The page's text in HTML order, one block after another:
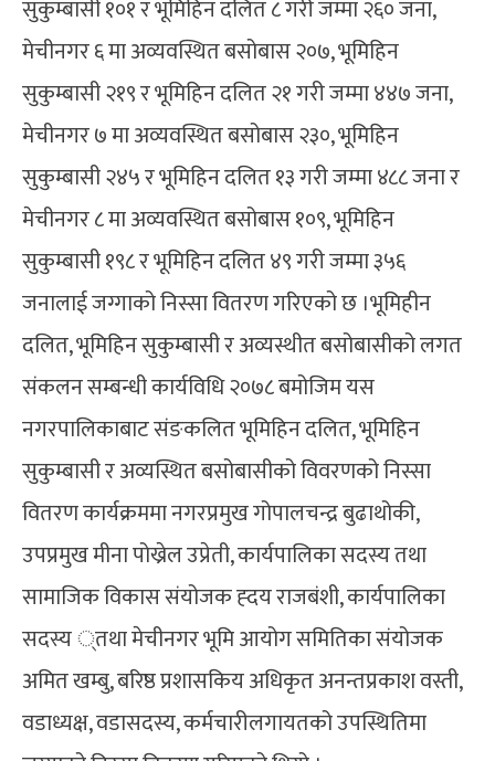
सुकुम्बासी १०१ र भूमिहिन दलित ८ गरी जम्मा २६० जना,
मेचीनगर ६ मा अव्यवस्थित बसोबास २०७, भूमिहिन
सुकुम्बासी २१९ र भूमिहिन दलित २१ गरी जम्मा ४४७ जना,
मेचीनगर ७ मा अव्यवस्थित बसोबास २३०, भूमिहिन
सुकुम्बासी २४५ र भूमिहिन दलित १३ गरी जम्मा ४८८ जना र
मेचीनगर ८ मा अव्यवस्थित बसोबास १०९, भूमिहिन
सुकुम्बासी १९८ र भूमिहिन दलित ४९ गरी जम्मा ३५६
जनालाई जग्गाको निस्सा वितरण गरिएको छ ।भूमिहीन
दलित, भूमिहिन सुकुम्बासी र अव्यस्थीत बसोबासीको लगत
संकलन सम्बन्धी कार्यविधि २०७८ बमोजिम यस
नगरपालिकाबाट संङकलित भूमिहिन दलित, भूमिहिन
सुकुम्बासी र अव्यस्थित बसोबासीको विवरणको निस्सा
वितरण कार्यक्रममा नगरप्रमुख गोपालचन्द्र बुढाथोकी,
उपप्रमुख मीना पोख्रेल उप्रेती, कार्यपालिका सदस्य तथा
सामाजिक विकास संयोजक ह्दय राजबंशी, कार्यपालिका
सदस्य ्तथा मेचीनगर भूमि आयोग समितिका संयोजक
अमित खम्बु, बरिष्ठ प्रशासकिय अधिकृत अनन्तप्रकाश वस्ती,
वडाध्यक्ष, वडासदस्य, कर्मचारीलगायतको उपस्थितिमा